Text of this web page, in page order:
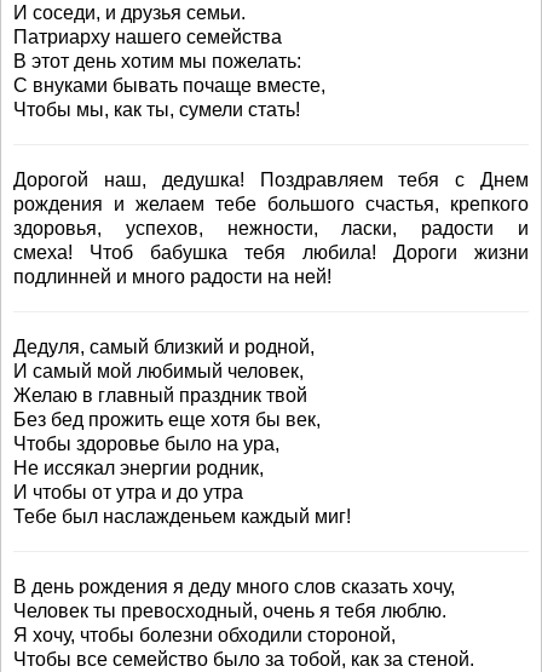
И соседи, и друзья семьи.
Патриарху нашего семейства
В этот день хотим мы пожелать:
С внуками бывать почаще вместе,
Чтобы мы, как ты, сумели стать!
Дорогой наш, дедушка! Поздравляем тебя с Днем
рождения и желаем тебе большого счастья, крепкого
здоровья, успехов, нежности, ласки, радости и
смеха! Чтоб бабушка тебя любила! Дороги жизни
подлинней и много радости на ней!
Дедуля, самый близкий и родной,
И самый мой любимый человек,
Желаю в главный праздник твой
Без бед прожить еще хотя бы век,
Чтобы здоровье было на ура,
Не иссякал энергии родник,
И чтобы от утра и до утра
Тебе был наслажденьем каждый миг!
В день рождения я деду много слов сказать хочу,
Человек ты превосходный, очень я тебя люблю.
Я хочу, чтобы болезни обходили стороной,
Чтобы все семейство было за тобой, как за стеной.